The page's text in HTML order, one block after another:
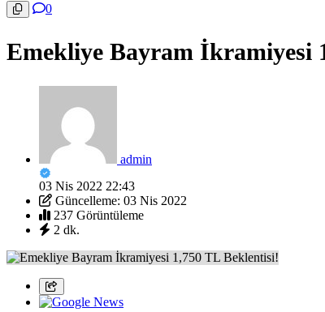
0
Emekliye Bayram İkramiyesi
admin
03 Nis 2022 22:43
Güncelleme: 03 Nis 2022
237 Görüntüleme
2 dk.